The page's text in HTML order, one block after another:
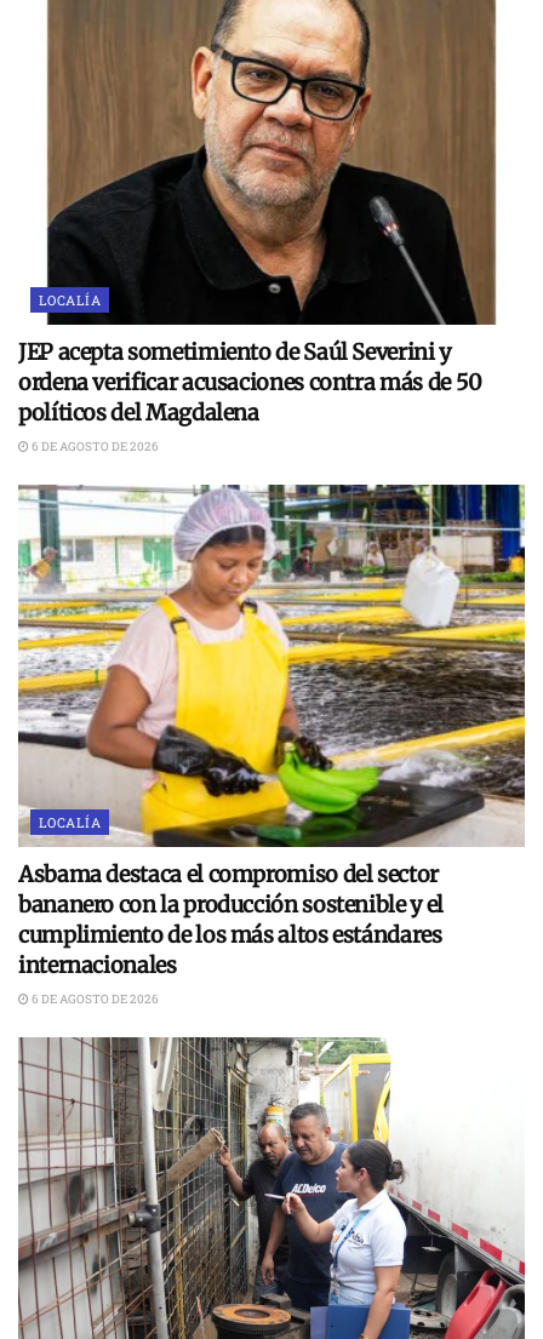
LOCALÍA
JEP acepta sometimiento de Saúl Severini y
ordena verificar acusaciones contra más de 50
políticos del Magdalena
6 DE AGOSTO DE 2026
LOCALÍA
Asbama destaca el compromiso del sector
bananero con la producción sostenible y el
cumplimiento de los más altos estándares
internacionales
6 DE AGOSTO DE 2026